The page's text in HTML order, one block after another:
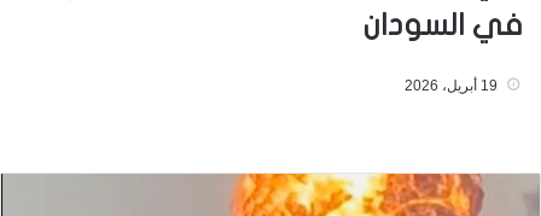
في السودان
19 أبريل، 2026